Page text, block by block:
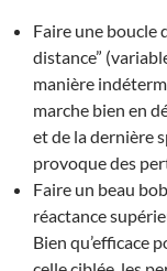
Faire une boucle
distance”
manière
marche bien en
et de la dernière
provoque des
Faire un beau
réactance
Bien qu’efficace